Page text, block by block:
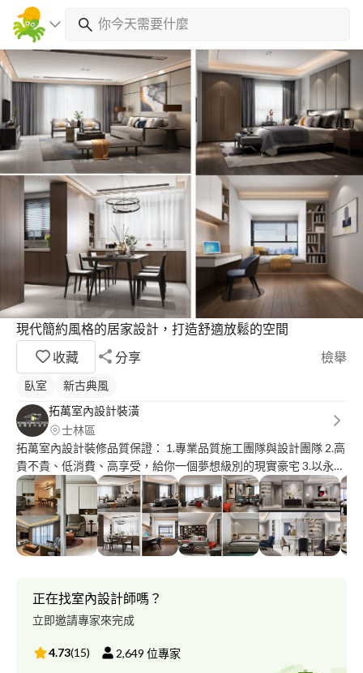
現代簡約風格的居家設計，打造舒適放鬆的空間
收藏
分享 檢舉
臥室
新古典風
拓萬室內設計裝潢
士林區
拓萬室內設計裝修品質保證： 1.專業品質施工團隊與設計團隊 2.高
貴不貴、低消費、高享受，給你一個夢想級別的現實豪宅 3.以永續
經營的概念，保固期後依舊會給客戶滿意的修繕品質
正在找室內設計師嗎？
立即邀請專家來完成
4.73(15) 2,649 位專家